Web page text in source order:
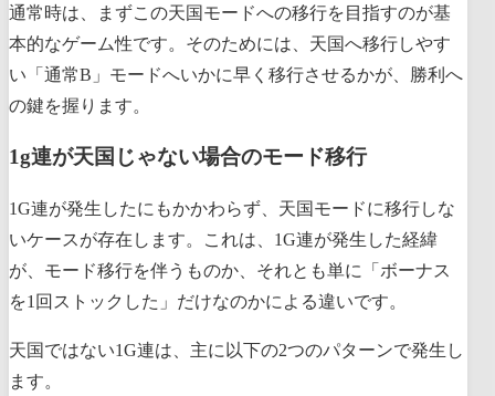
通常時は、まずこの天国モードへの移行を目指すのが基
本的なゲーム性です。そのためには、天国へ移行しやす
い「通常B」モードへいかに早く移行させるかが、勝利へ
の鍵を握ります。
1g連が天国じゃない場合のモード移行
1G連が発生したにもかかわらず、天国モードに移行しな
いケースが存在します。これは、1G連が発生した経緯
が、モード移行を伴うものか、それとも単に「ボーナス
を1回ストックした」だけなのかによる違いです。
天国ではない1G連は、主に以下の2つのパターンで発生し
ます。